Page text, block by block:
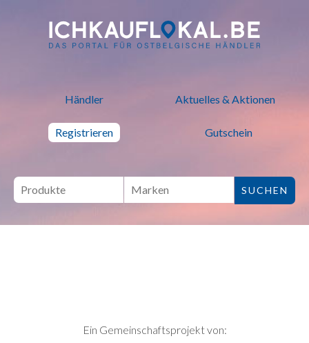
ich kauf lokal - Bei lokalen
Händler Aktuelles & Aktionen
Registrieren Gutschein
SEITENFUSSEin Gemeinschaftsprojekt von: